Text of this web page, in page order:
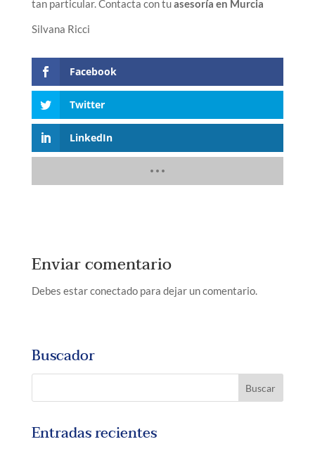
tan particular. Contacta con tuasesoría en Murcia
Silvana Ricci
Facebook
Twitter
LinkedIn
Enviar comentario
Debes estar conectado para dejar un comentario.
Buscador
Entradas recientes